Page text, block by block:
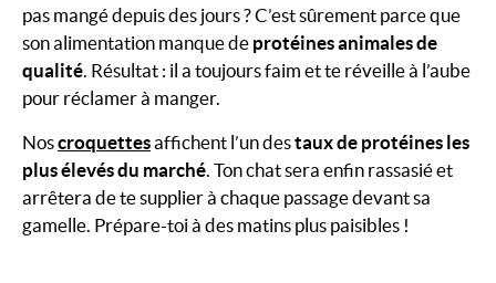
pas mangé depuis des jours ? C’est sûrement parce que
son alimentation manque de protéines animales de
qualité. Résultat : il a toujours faim et te réveille à l’aube
pour réclamer à manger.
Noscroquettesaffichent l’un destaux de protéines les
plus élevés du marché . Ton chat sera enfin rassasié et
arrêtera de te supplier à chaque passage devant sa
gamelle. Prépare-toi à des matins plus paisibles !